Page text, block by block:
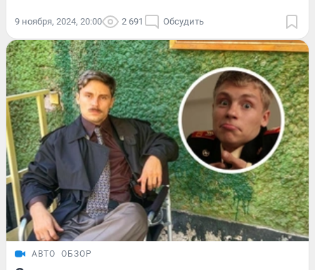
9 ноября, 2024, 20:00 2 691 Обсудить
АВТО ОБЗОР